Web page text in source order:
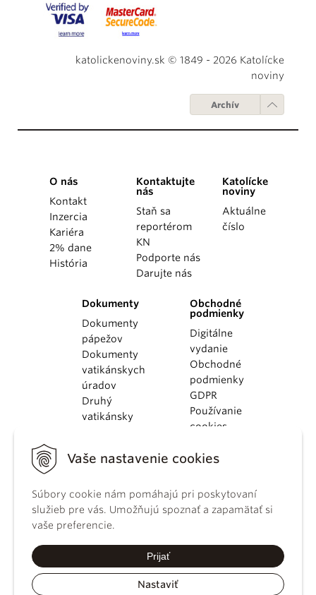
Vaše nastavenie cookies
Súbory cookie nám pomáhajú pri poskytovaní
služieb pre vás. Umožňujú spoznať a zapamätať si
vaše preferencie.
Prijať
Nastaviť
katolickenoviny.sk © 1849 - 2026 Katolícke
noviny
Archív
O nás
Kontakt
Inzercia
Kariéra
2% dane
História
Kontaktujte
nás
Staň sa
reportérom
KN
Podporte nás
Darujte nás
Katolícke
noviny
Aktuálne
číslo
Dokumenty
Dokumenty
pápežov
Dokumenty
vatikánskych
úradov
Druhý
vatikánsky
KBS
kánonického
práva
Katechizmus
Obchodné
podmienky
Digitálne
vydanie
Obchodné
podmienky
GDPR
Používanie
cookies